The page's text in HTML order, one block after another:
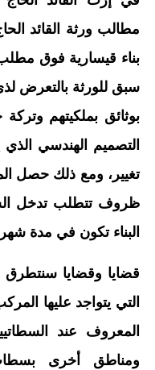
مطالب ورثة القائد
سبق للورثة بالتعرض
بوثائق بملكيتهم
تغيير، ومع ذلك حصل
ظروف تتطلب تدخل
البناء تكون في مدة
قضايا وقضايا سنتطرق
التي يتواجد عليها
المعروف عند
ومناطق أخرى بسطات